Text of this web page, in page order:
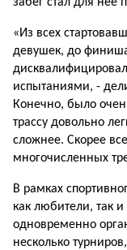
«Из всех
девушек, до
испытаниями, -
Конечно, было
трассу довольно
сложнее. Скорее
многочисленных
В рамках
как любители, так
одновременно
несколько